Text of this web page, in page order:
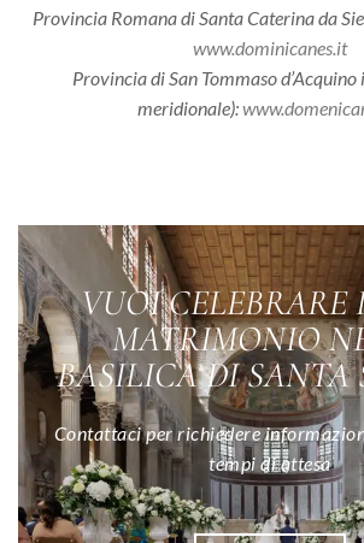
Provincia Romana di Santa Caterina da
www.dominicanes.it
Provincia di San Tommaso
meridionale):
VUOI CELEBRARE
MATRIMONIO
BASILICA DI SANTA
Contattaci per richiedere
tempi di attesa